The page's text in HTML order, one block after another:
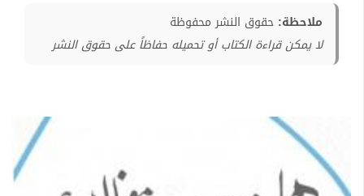
ملاحظة: حقوق النشر محفوظة
لا يمكن قراءة الكتاب أو تحميله حفاظاً على حقوق النشر